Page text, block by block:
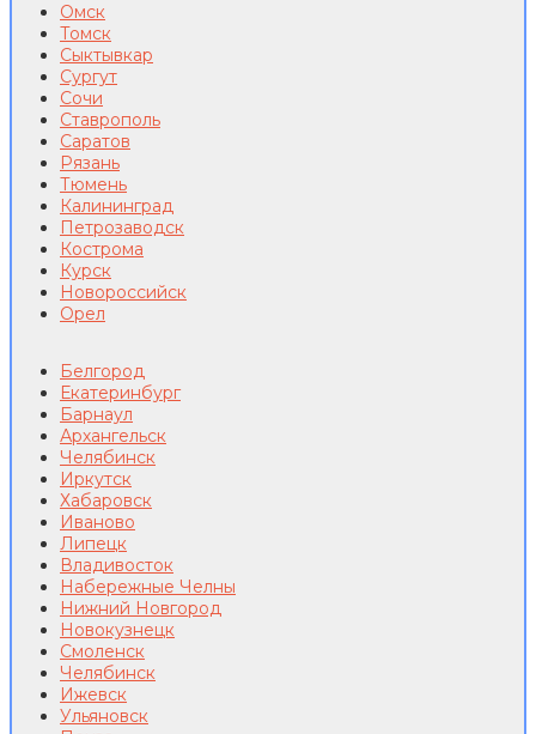
Омск
Томск
Сыктывкар
Сургут
Сочи
Ставрополь
Саратов
Рязань
Тюмень
Калининград
Петрозаводск
Кострома
Курск
Новороссийск
Орел
Белгород
Екатеринбург
Барнаул
Архангельск
Челябинск
Иркутск
Хабаровск
Иваново
Липецк
Владивосток
Набережные Челны
Нижний Новгород
Новокузнецк
Смоленск
Челябинск
Ижевск
Ульяновск